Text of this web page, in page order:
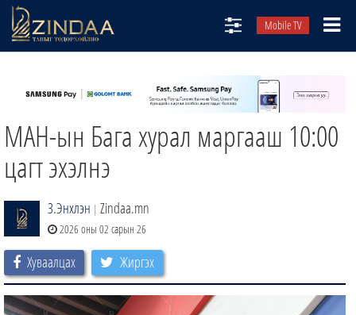
Mobile TV
ТВ8
ӨГЛӨӨНИЙ СОНИН
ЗИНДАА СЭТГҮҮЛ
МАН-ын Бага хурал маргааш 10:00
цагт эхэлнэ
З.Энхлэн | Zindaa.mn
2026 оны 02 сарын 26
Хуваалцах Жиргэх